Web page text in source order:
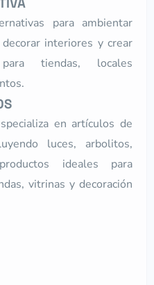
para ambientar
interiores y crear
tiendas, locales
en artículos de
luces, arbolitos,
ideales para
vitrinas y decoración